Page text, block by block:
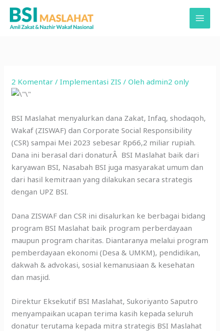
Lewati
konten
2 Komentar /Implementasi ZIS / Olehadmin2 only
BSI Maslahat menyalurkan dana Zakat, Infaq, shodaqoh,
Wakaf (ZISWAF) dan Corporate Social Responsibility
(CSR) sampai Mei 2023 sebesar Rp66,2 miliar rupiah.
Dana ini berasal dari donaturÂ BSI Maslahat baik dari
karyawan BSI, Nasabah BSI juga masyarakat umum dan
dari hasil kemitraan yang dilakukan secara strategis
dengan UPZ BSI.
Dana ZISWAF dan CSR ini disalurkan ke berbagai bidang
program BSI Maslahat baik program perberdayaan
maupun program charitas. Diantaranya melalui program
pemberdayaan ekonomi (Desa & UMKM), pendidikan,
dakwah & advokasi, sosial kemanusiaan & kesehatan
dan masjid.
Direktur Eksekutif BSI Maslahat, Sukoriyanto Saputro
menyampaikan ucapan terima kasih kepada seluruh
donatur terutama kepada mitra strategis BSI Maslahat